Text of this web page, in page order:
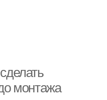
монтажа